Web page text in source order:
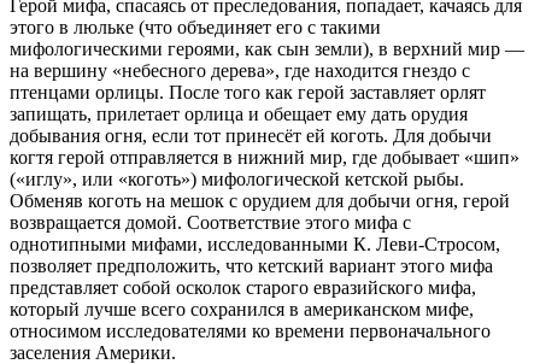
Герой мифа, спасаясь от преследования, попадает, качаясь для
этого в люльке (что объединяет его с такими
мифологическими героями, как сын земли), в верхний мир —
на вершину «небесного дерева», где находится гнездо с
птенцами орлицы. После того как герой заставляет орлят
запищать, прилетает орлица и обещает ему дать орудия
добывания огня, если тот принесёт ей коготь. Для добычи
когтя герой отправляется в нижний мир, где добывает «шип»
(«иглу», или «коготь») мифологической кетской рыбы.
Обменяв коготь на мешок с орудием для добычи огня, герой
возвращается домой. Соответствие этого мифа с
однотипными мифами, исследованными К. Леви-Стросом,
позволяет предположить, что кетский вариант этого мифа
представляет собой осколок старого евразийского мифа,
который лучше всего сохранился в американском мифе,
относимом исследователями ко времени первоначального
заселения Америки.